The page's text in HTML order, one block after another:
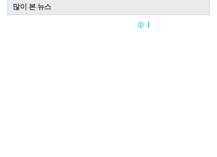
많이 본 뉴스